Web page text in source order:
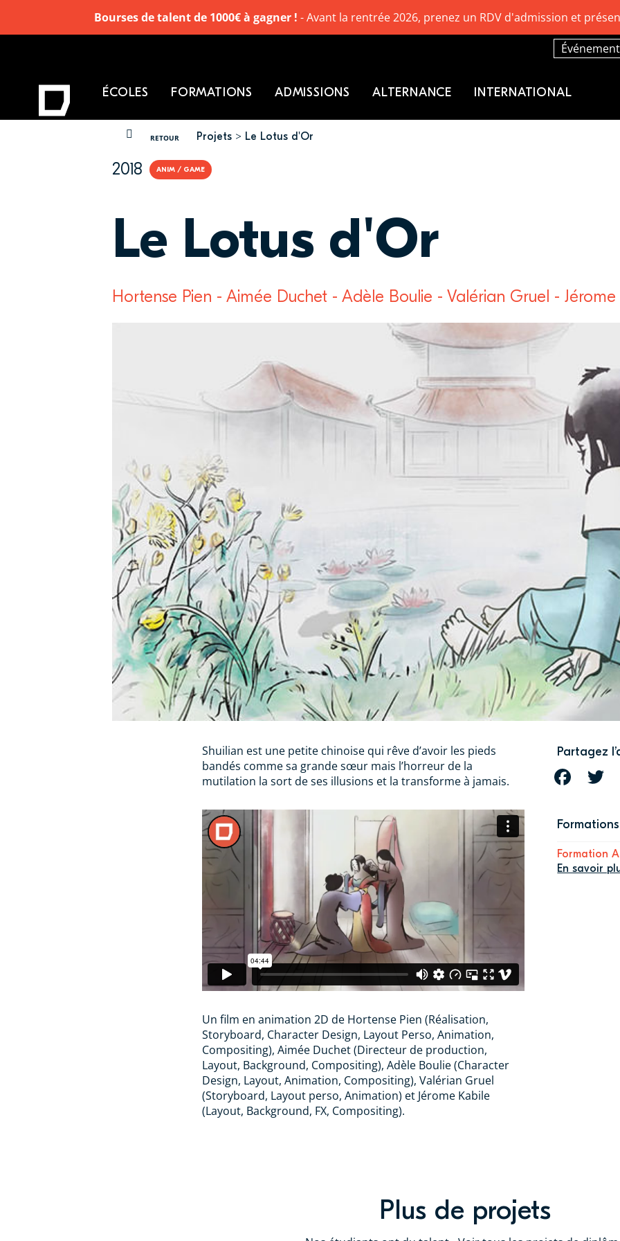
RETOUR
VOUS ÊTES ICI Projets Le Lotus d'Or
2018 ANIM / GAME
Le Lotus d'Or
Hortense Pien - Aimée Duchet - Adèle Boulie - Valérian Gruel -
Shuilian est une petite chinoise qui rêve d’avoir les pieds
bandés comme sa grande sœur mais l’horreur de la
mutilation la sort de ses illusions et la transforme à jamais.
Un film en animation 2D de Hortense Pien (Réalisation,
Storyboard, Character Design, Layout Perso, Animation,
Compositing), Aimée Duchet (Directeur de production,
Layout, Background, Compositing), Adèle Boulie (Character
Design, Layout, Animation, Compositing), Valérian Gruel
(Storyboard, Layout perso, Animation) et Jérome Kabile
(Layout, Background, FX, Compositing).
Partagez
FACEBOOK
Formation
En savoir
Plus de projets
ÉCOLES FORMATIONS ADMISSIONS ALTERNANCE INTERNATIONAL
Bourses de talent de 1000€ à gagner ! - Avant la rentrée 2026, prenez un RDV d'admission et